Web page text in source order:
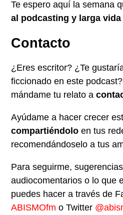
Te espero aquí la semana
al podcasting y larga
Contacto
¿Eres escritor? ¿Te
ficcionado en este
mándame tu relato a
Ayúdame a hacer crecer
compartiéndolo en tus
recomendándoselo a tus
Para seguirme,
audiocomentarios o lo que
puedes hacer a través de
ABISMOfm o Twitter